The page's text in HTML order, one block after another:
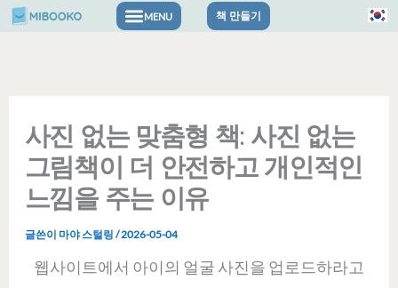
콘
책 만들기
사진 없는 맞춤형 책: 사진 없는
그림책이 더 안전하고 개인적인
느낌을 주는 이유
글쓴이 마야 스털링 /2026-05-04
웹사이트에서 아이의 얼굴 사진을 업로드하라고